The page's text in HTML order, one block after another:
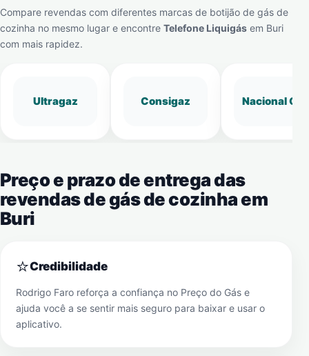
Compare revendas com diferentes marcas de botijão de gás de
cozinha no mesmo lugar e encontre Telefone Liquigás em Buri
com mais rapidez.
Ultragaz Consigaz Nacional Gás
Preço e prazo de entrega das
revendas de gás de cozinha em
Buri
⭐Credibilidade
Rodrigo Faro reforça a confiança no Preço do Gás e
ajuda você a se sentir mais seguro para baixar e usar o
aplicativo.